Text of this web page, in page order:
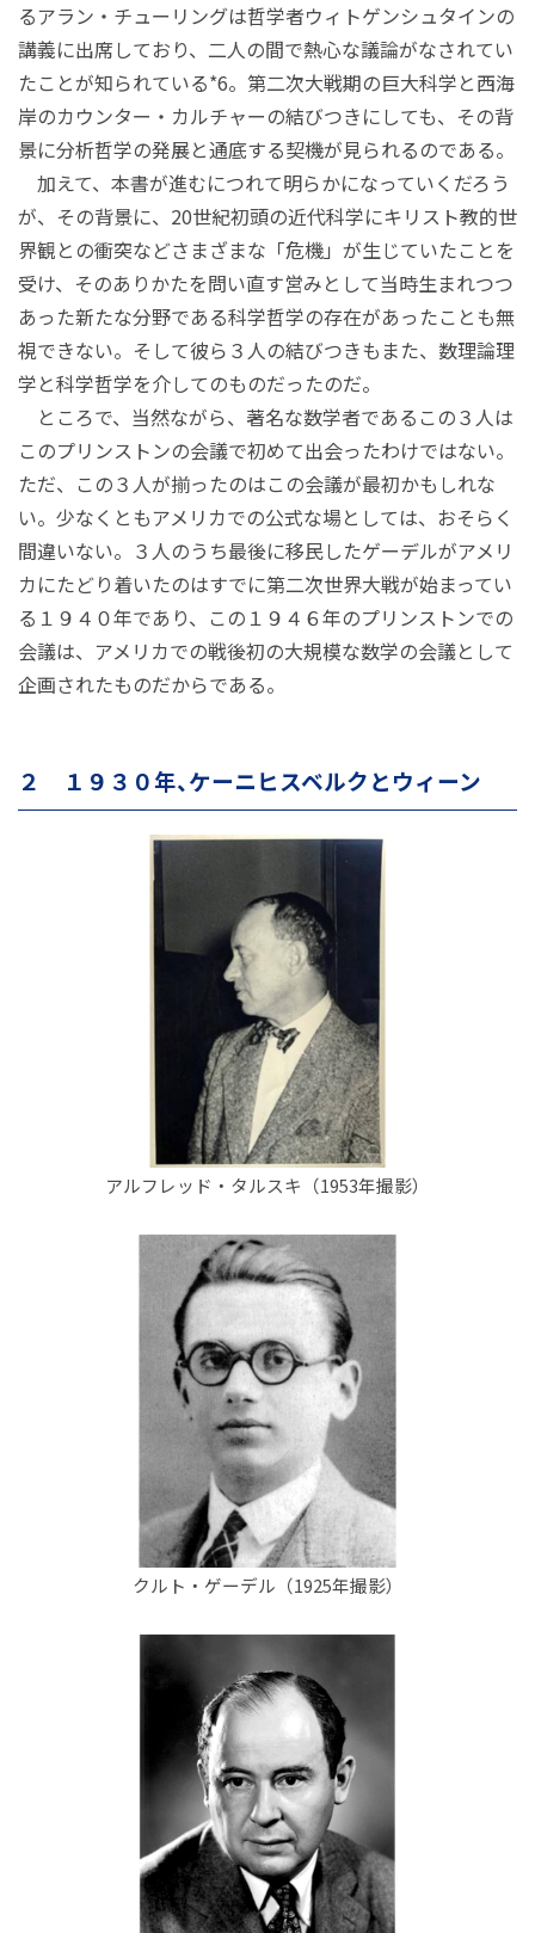
るアラン・チューリングは哲学者ウィトゲンシュタインの
講義に出席しており、二人の間で熱心な議論がなされてい
たことが知られている*6。第二次大戦期の巨大科学と西海
岸のカウンター・カルチャーの結びつきにしても、その背
景に分析哲学の発展と通底する契機が見られるのである。
加えて、本書が進むにつれて明らかになっていくだろう
が、その背景に、20世紀初頭の近代科学にキリスト教的世
界観との衝突などさまざまな「危機」が生じていたことを
受け、そのありかたを問い直す営みとして当時生まれつつ
あった新たな分野である科学哲学の存在があったことも無
視できない。そして彼ら３人の結びつきもまた、数理論理
学と科学哲学を介してのものだったのだ。
ところで、当然ながら、著名な数学者であるこの３人は
このプリンストンの会議で初めて出会ったわけではない。
ただ、この３人が揃ったのはこの会議が最初かもしれな
い。少なくともアメリカでの公式な場としては、おそらく
間違いない。３人のうち最後に移民したゲーデルがアメリ
カにたどり着いたのはすでに第二次世界大戦が始まってい
る１９４０年であり、この１９４６年のプリンストンでの
会議は、アメリカでの戦後初の大規模な数学の会議として
企画されたものだからである。
２ １９３０年、ケーニヒスベルクとウィーン
アルフレッド・タルスキ（1953年撮影）
クルト・ゲーデル（1925年撮影）